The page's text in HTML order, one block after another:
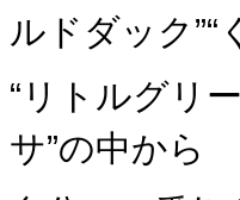
ルドダック”“
“リトルグリ
サ”の中から